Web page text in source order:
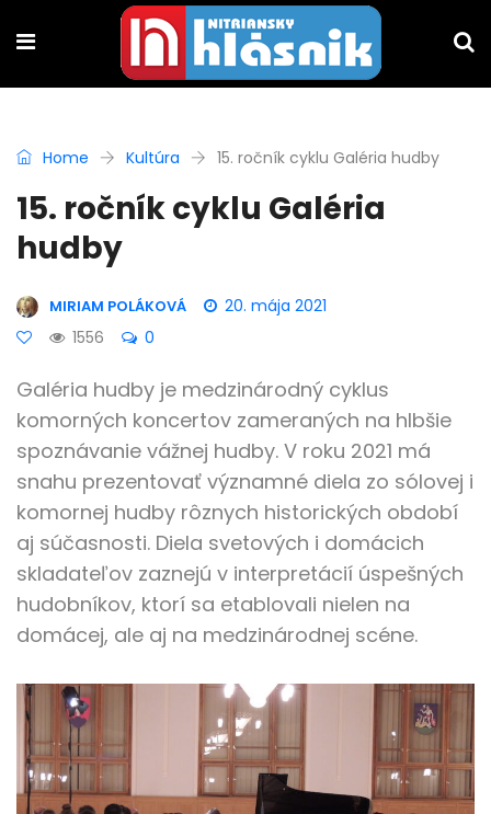
Home Kultúra 15. ročník cyklu Galéria hudby
15. ročník cyklu Galéria
hudby
MIRIAM POLÁKOVÁ
20. mája 2021
1556
0
Galéria hudby je medzinárodný cyklus
komorných koncertov zameraných na hlbšie
spoznávanie vážnej hudby. V roku 2021 má
snahu prezentovať významné diela zo sólovej i
komornej hudby rôznych historických období
aj súčasnosti. Diela svetových i domácich
skladateľov zaznejú v interpretácií úspešných
hudobníkov, ktorí sa etablovali nielen na
domácej, ale aj na medzinárodnej scéne.